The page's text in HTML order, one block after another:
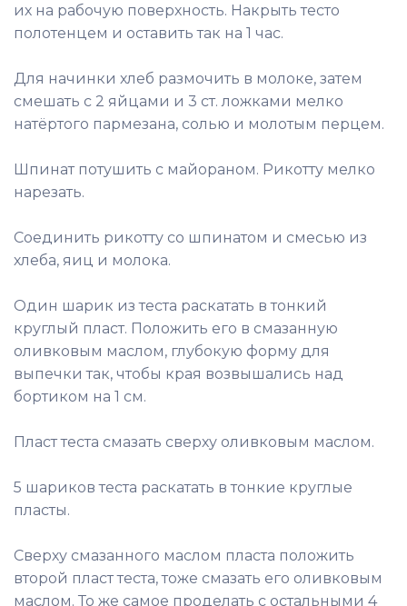
их на рабочую поверхность. Накрыть тесто
полотенцем и оставить так на 1 час.
Для начинки хлеб размочить в молоке, затем
смешать с 2 яйцами и 3 ст. ложками мелко
натёртого пармезана, солью и молотым перцем.
Шпинат потушить с майораном. Рикотту мелко
нарезать.
Соединить рикотту со шпинатом и смесью из
хлеба, яиц и молока.
Один шарик из теста раскатать в тонкий
круглый пласт. Положить его в смазанную
оливковым маслом, глубокую форму для
выпечки так, чтобы края возвышались над
бортиком на 1 см.
Пласт теста смазать сверху оливковым маслом.
5 шариков теста раскатать в тонкие круглые
пласты.
Сверху смазанного маслом пласта положить
второй пласт теста, тоже смазать его оливковым
маслом. То же самое проделать с остальными 4